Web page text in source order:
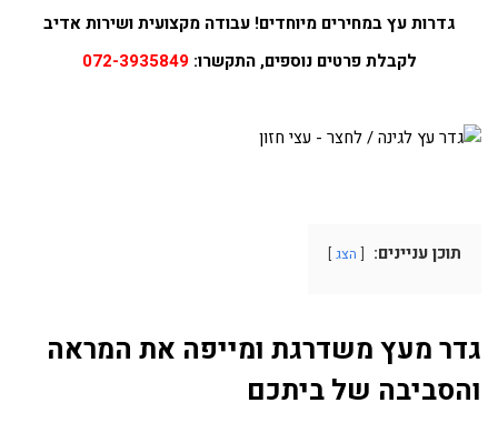
גדרות עץ במחירים מיוחדים! עבודה מקצועית ושירות אדיב
לקבלת פרטים נוספים, התקשרו: 072-3935849
תוכן עניינים: הצג
גדר מעץ משדרגת ומייפה את המראה
והסביבה של ביתכם